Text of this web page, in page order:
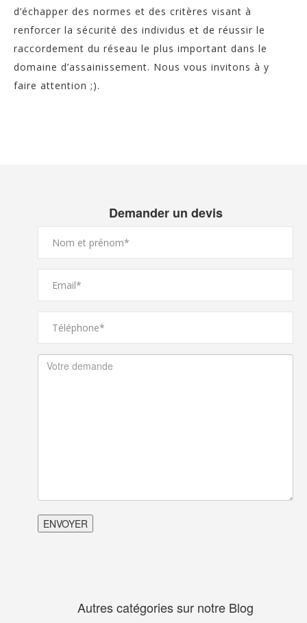
d’échapper des normes et des critères visant à
renforcer la sécurité des individus et de réussir le
raccordement du réseau le plus important dans le
domaine d’assainissement. Nous vous invitons à y
faire attention ;).
Demander un devis
Autres catégories sur notre Blog